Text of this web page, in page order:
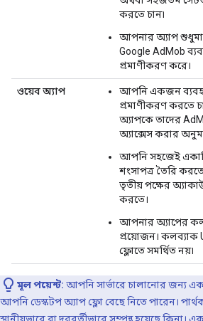
করতে চান৷
আপনার অ্যাপ
Google AdMob
প্রমাণীকরণ করে।
ওয়েব অ্যাপ
আপনি একজন
প্রমাণীকরণ করতে
অ্যাপকে তাদের
অ্যাক্সেস করার
আপনি সহজেই
শংসাপত্র তৈরি
তৃতীয় পক্ষের
করতে।
আপনার অ্যাপের
প্রয়োজন। কলব্যাক
ফ্লোতে সমর্থিত নয়৷
মূল পয়েন্ট: আপনি সার্ভারে চালানোর জন্য
আপনি ডেস্কটপ অ্যাপ ফ্লো বেছে নিতে পারেন।